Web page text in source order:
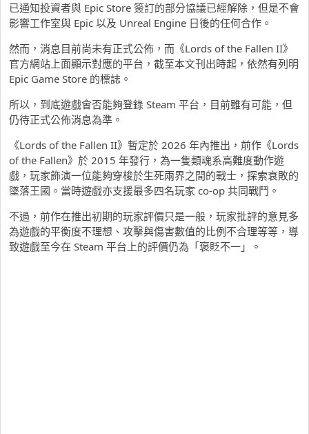
已通知投資者與 Epic Store 簽訂的部分協議已經解除，但是不會
影響工作室與 Epic 以及 Unreal Engine 日後的任何合作。
然而，消息目前尚未有正式公佈，而《Lords of the Fallen II》
官方網站上面顯示對應的平台，截至本文刊出時起，依然有列明
Epic Game Store 的標誌。
所以，到底遊戲會否能夠登錄 Steam 平台，目前雖有可能，但
仍待正式公佈消息為準。
《Lords of the Fallen II》暫定於 2026 年內推出，前作《Lords
of the Fallen》於 2015 年發行，為一隻類魂系高難度動作遊
戲，玩家飾演一位能夠穿梭於生死兩界之間的戰士，探索衰敗的
墜落王國。當時遊戲亦支援最多四名玩家 co-op 共同戰鬥。
不過，前作在推出初期的玩家評價只是一般，玩家批評的意見多
為遊戲的平衡度不理想、攻擊與傷害數值的比例不合理等等，導
致遊戲至今在 Steam 平台上的評價仍為「褒貶不一」。